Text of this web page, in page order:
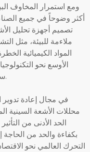
ومع استمرار المخاوف
أكثر وضوحاً في جميع
تصميم أجهزة تحليل
ملاءمة للبيئة، مثل
المواد الكيميائية
الأوسع نحو
سعي الصناعات إلى الحد من آثارها البيئية.
في مجال إعادة
محللات الأشعة السينية
الحد الأدنى من
بكفاءة والحد من
التحرك العالمي نحو